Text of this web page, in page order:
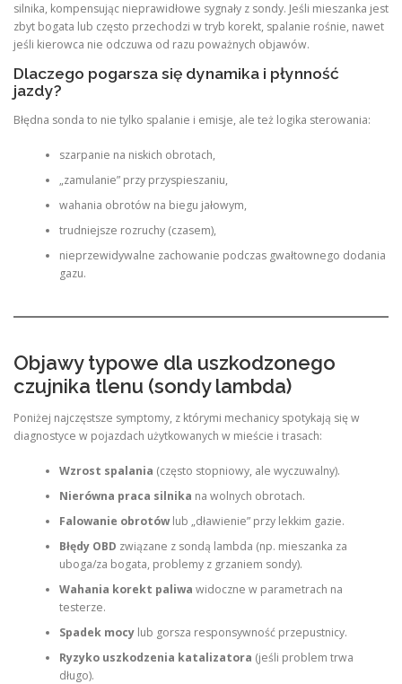
silnika, kompensując nieprawidłowe sygnały z sondy. Jeśli mieszanka jest
zbyt bogata lub często przechodzi w tryb korekt, spalanie rośnie, nawet
jeśli kierowca nie odczuwa od razu poważnych objawów.
Dlaczego pogarsza się dynamika i płynność
jazdy?
Błędna sonda to nie tylko spalanie i emisje, ale też logika sterowania:
szarpanie na niskich obrotach,
„zamulanie” przy przyspieszaniu,
wahania obrotów na biegu jałowym,
trudniejsze rozruchy (czasem),
nieprzewidywalne zachowanie podczas gwałtownego dodania
gazu.
Objawy typowe dla uszkodzonego
czujnika tlenu (sondy lambda)
Poniżej najczęstsze symptomy, z którymi mechanicy spotykają się w
diagnostyce w pojazdach użytkowanych w mieście i trasach:
Wzrost spalania (często stopniowy, ale wyczuwalny).
Nierówna praca silnika na wolnych obrotach.
Falowanie obrotówlub „dławienie” przy lekkim gazie.
Błędy OBD związane z sondą lambda (np. mieszanka za
uboga/za bogata, problemy z grzaniem sondy).
Wahania korekt paliwa widoczne w parametrach na
testerze.
Spadek mocylub gorsza responsywność przepustnicy.
Ryzyko uszkodzenia katalizatora (jeśli problem trwa
długo).